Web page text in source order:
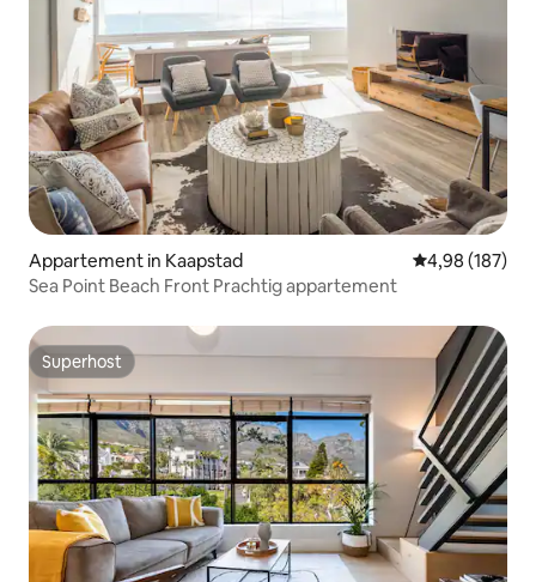
Appartement in Kaapstad Gemiddelde
4,98 (187)
Sea Point Beach Front Prachtig appartement
Superhost
Superhost